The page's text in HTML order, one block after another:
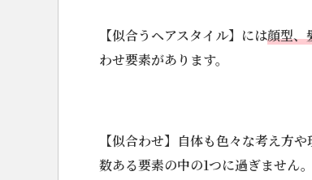
【似合うヘアスタイル】には顔型、
わせ要素があります。
【似合わせ】自体も色々な考え方
数ある要素の中の1つに過ぎません。